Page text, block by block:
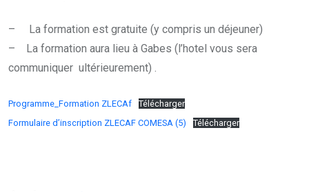
– La formation est gratuite (y compris un déjeuner)
– La formation aura lieu à Gabes (l’hotel vous sera
communiquer ultérieurement) .
Programme_Formation ZLECAf
Télécharger
Formulaire d’inscription ZLECAF COMESA (5)
Télécharger